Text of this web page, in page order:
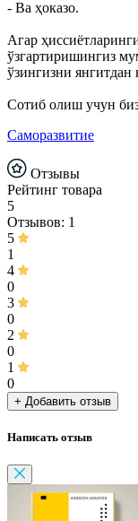
- Ва ҳоказо.
Агар
ўзгартиришингиз
ўзингизни
Сотиб олиш учун
Саморазвитие
Отзывы
Рейтинг товара
5
Отзывов: 1
5
1
4
0
3
0
2
0
1
0
+ Добавить отзыв
Написать отзыв